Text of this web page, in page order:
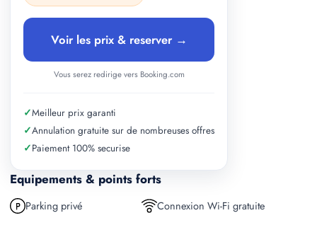
Equipements & points forts
Parking privé
Connexion Wi-Fi gratuite
Voir les prix & reserver →
Vous serez redirige vers Booking.com
✓Meilleur prix garanti
✓Annulation gratuite sur de nombreuses offres
✓Paiement 100% securise